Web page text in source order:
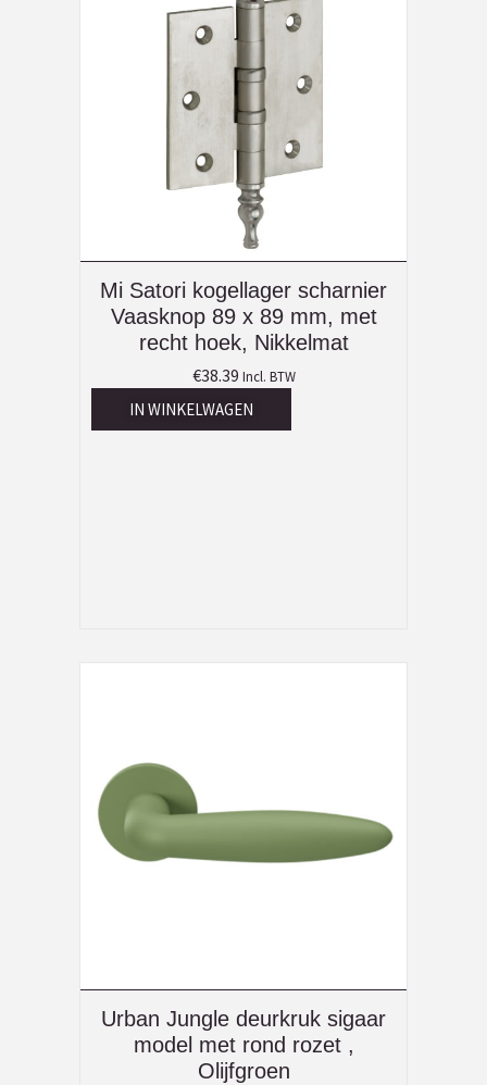
Mi Satori kogellager scharnier
Vaasknop 89 x 89 mm, met
recht hoek, Nikkelmat
€38.39 Incl. BTW
IN WINKELWAGEN
Urban Jungle deurkruk sigaar
model met rond rozet ,
Olijfgroen